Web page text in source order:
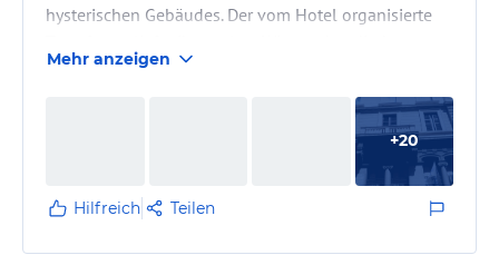
hysterischen Gebäudes. Der vom Hotel organisierte
Flughafen persönlich erwartet und befördert.
Bei Ankunft in Hotel wurden wir vom Manager
Lorenzo erwartet. Er hat uns unsere Suite präsentiert
und alles Wesentliche ausgesprochen freundlich und
Die Junior-Suite hatte eine beeindruckende kreative
Mehr anzeigen
+20
Hilfreich Teilen